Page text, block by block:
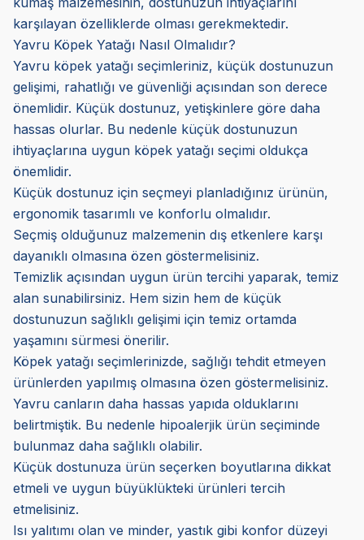
karşılayan özelliklerde olması gerekmektedir.
Yavru Köpek Yatağı Nasıl Olmalıdır?
Yavru köpek yatağı seçimleriniz, küçük dostunuzun
gelişimi, rahatlığı ve güvenliği açısından son derece
önemlidir. Küçük dostunuz, yetişkinlere göre daha
hassas olurlar. Bu nedenle küçük dostunuzun
ihtiyaçlarına uygun köpek yatağı seçimi oldukça
önemlidir.
Küçük dostunuz için seçmeyi planladığınız ürünün,
ergonomik tasarımlı ve konforlu olmalıdır.
Seçmiş olduğunuz malzemenin dış etkenlere karşı
dayanıklı olmasına özen göstermelisiniz.
Temizlik açısından uygun ürün tercihi yaparak, temiz
alan sunabilirsiniz. Hem sizin hem de küçük
dostunuzun sağlıklı gelişimi için temiz ortamda
yaşamını sürmesi önerilir.
Köpek yatağı seçimlerinizde, sağlığı tehdit etmeyen
ürünlerden yapılmış olmasına özen göstermelisiniz.
Yavru canların daha hassas yapıda olduklarını
belirtmiştik. Bu nedenle hipoalerjik ürün seçiminde
bulunmaz daha sağlıklı olabilir.
Küçük dostunuza ürün seçerken boyutlarına dikkat
etmeli ve uygun büyüklükteki ürünleri tercih
etmelisiniz.
Isı yalıtımı olan ve minder, yastık gibi konfor düzeyi